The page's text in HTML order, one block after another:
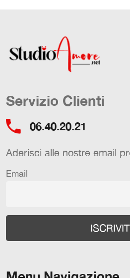
Servizio Clienti
06.40.20.21
Aderisci alle nostre email
Email